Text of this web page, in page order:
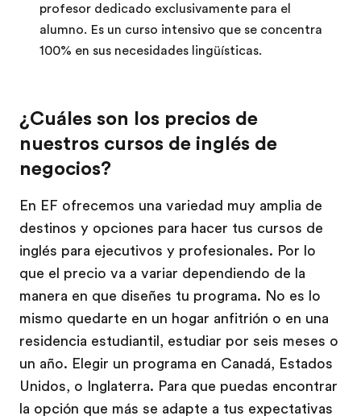
profesor dedicado exclusivamente para el
alumno. Es un curso intensivo que se concentra
100% en sus necesidades lingüísticas.
¿Cuáles son los precios de
nuestros cursos de inglés de
negocios?
En EF ofrecemos una variedad muy amplia de
destinos y opciones para hacer tus cursos de
inglés para ejecutivos y profesionales. Por lo
que el precio va a variar dependiendo de la
manera en que diseñes tu programa. No es lo
mismo quedarte en un hogar anfitrión o en una
residencia estudiantil, estudiar por seis meses o
un año. Elegir un programa en Canadá, Estados
Unidos, o Inglaterra. Para que puedas encontrar
la opción que más se adapte a tus expectativas